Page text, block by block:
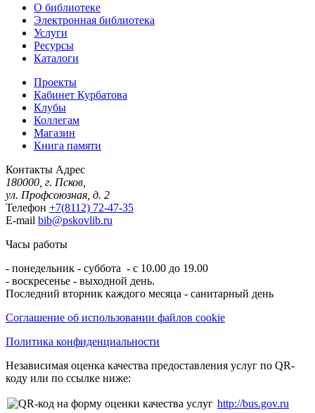
О библиотеке
Электронная библиотека
Услуги
Ресурсы
Каталоги
Проекты
Кабинет Курбатова
Клубы
Коллегам
Магазин
Книга памяти
Контакты Адрес
180000, г. Псков,
ул. Профсоюзная, д. 2
Телефон +7(8112) 72-47-35
E-mail bib@pskovlib.ru
Часы работы
- понедельник - суббота - с 10.00 до 19.00
- воскресенье - выходной день.
Последний вторник каждого месяца - санитарный день
Соглашение об использовании файлов cookie
Политика конфиденциальности
Независимая оценка качества предоставления услуг по QR-
коду или по ссылке ниже:
http://bus.gov.ru